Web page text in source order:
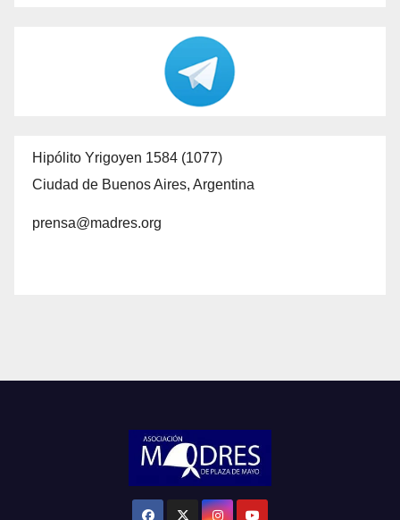
Hipólito Yrigoyen 1584 (1077)
Ciudad de Buenos Aires, Argentina
prensa@madres.org